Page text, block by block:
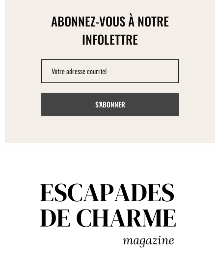
ABONNEZ-VOUS À NOTRE
INFOLETTRE